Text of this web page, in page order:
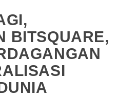
BITSQUARE,